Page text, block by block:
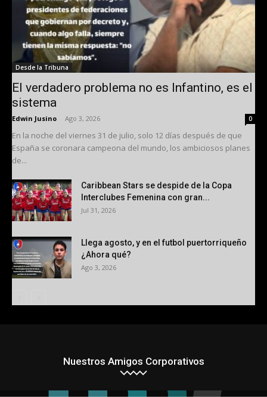
Desde la Tribuna
El verdadero problema no es Infantino, es el
sistema
Edwin Jusino Ago 3, 2026 0
En la noche del viernes 31 de julio, solo 12 días después de que
España se coronara campeona del mundo, los ambiciosos planes
de...
Caribbean Stars se despide de la Copa
Interclubes Femenina con gran...
Jul 31, 2026
Llega agosto, y en el futbol puertorriqueño
¿Ahora qué?
Ago 3, 2026
Nuestros Amigos Corporativos